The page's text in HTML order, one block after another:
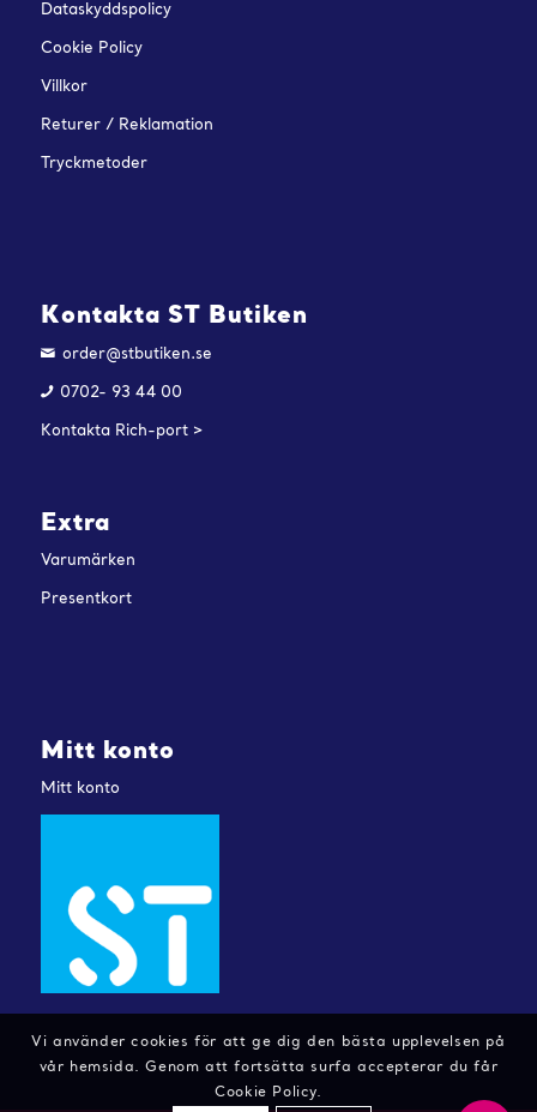
Dataskyddspolicy
Cookie Policy
Villkor
Returer / Reklamation
Tryckmetoder
Kontakta ST Butiken
order@stbutiken.se
0702- 93 44 00
Kontakta Rich-port >
Extra
Varumärken
Presentkort
Mitt konto
Mitt konto
Vi använder cookies för att ge dig den bästa upplevelsen på
vår hemsida. Genom att fortsätta surfa accepterar du får
Cookie Policy.